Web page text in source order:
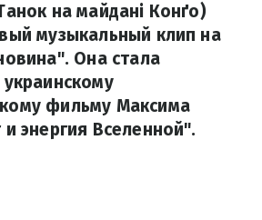
на майдані Конґо)
музыкальный клип на
Она стала
фильму Максима
энергия Вселенной".